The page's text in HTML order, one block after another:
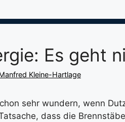
Es geht
Kleine-Hartlage
sehr wundern, wenn
dass die